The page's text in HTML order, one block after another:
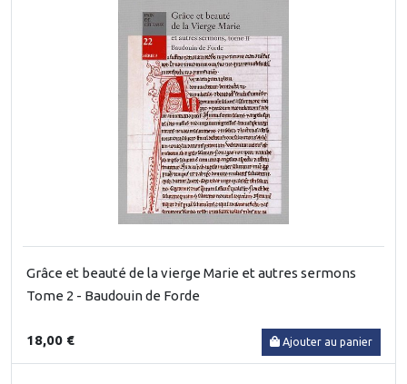
Grâce et beauté de la vierge Marie et autres sermons
Tome 2 - Baudouin de Forde
18,00 € Ajouter au panier